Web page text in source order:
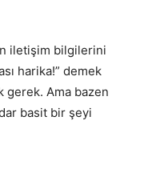
iletişim bilgilerini
harika!” demek
gerek. Ama bazen
basit bir şeyi